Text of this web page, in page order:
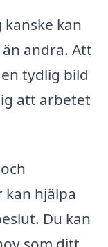
kanske kan
andra. Att
tydlig bild
att arbetet
kan hjälpa
Du kan